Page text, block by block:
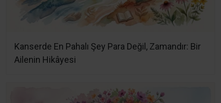
Kanserde En Pahalı Şey Para Değil, Zamandır: Bir
Ailenin Hikâyesi